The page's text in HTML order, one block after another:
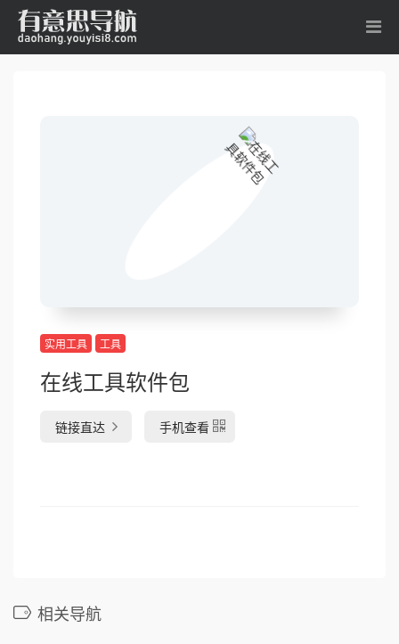
实用工具 工具
在线工具软件包
链接直达 手机查看
相关导航